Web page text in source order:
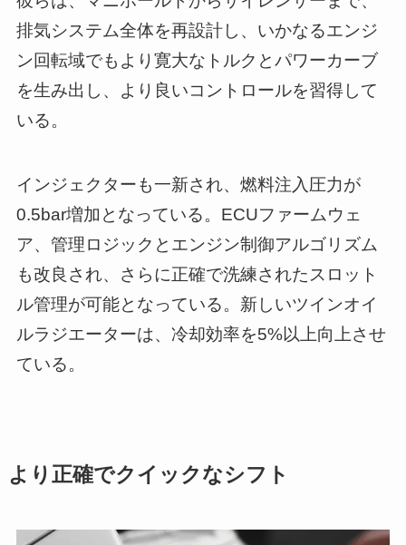
排気システム全体を再設計し、いかなるエンジ
ン回転域でもより寛大なトルクとパワーカーブ
を生み出し、より良いコントロールを習得して
いる。
インジェクターも一新され、燃料注入圧力が
0.5bar増加となっている。ECUファームウェ
ア、管理ロジックとエンジン制御アルゴリズム
も改良され、さらに正確で洗練されたスロット
ル管理が可能となっている。新しいツインオイ
ルラジエーターは、冷却効率を5%以上向上させ
ている。
より正確でクイックなシフト